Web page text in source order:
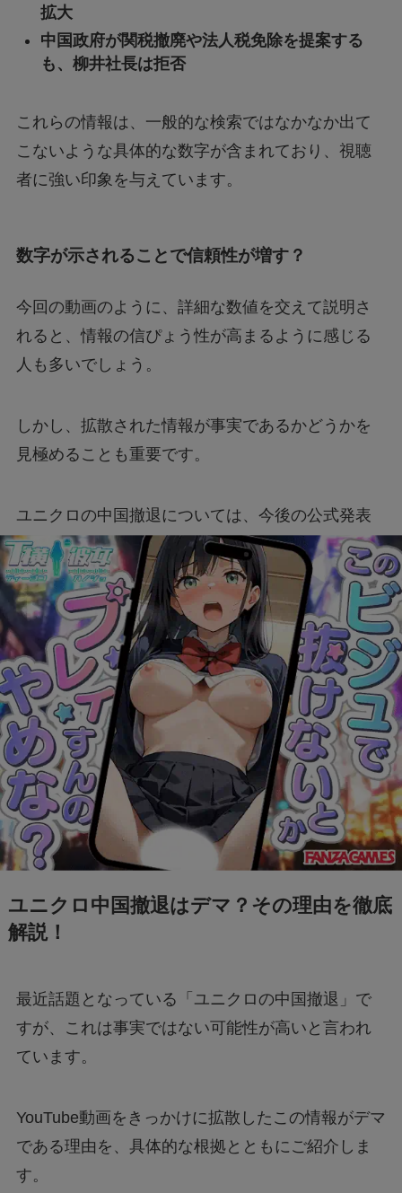
拡大
中国政府が関税撤廃や法人税免除を提案する
も、柳井社長は拒否
これらの情報は、一般的な検索ではなかなか出て
こないような具体的な数字が含まれており、視聴
者に強い印象を与えています。
数字が示されることで信頼性が増す？
今回の動画のように、詳細な数値を交えて説明さ
れると、情報の信ぴょう性が高まるように感じる
人も多いでしょう。
しかし、拡散された情報が事実であるかどうかを
見極めることも重要です。
ユニクロの中国撤退については、今後の公式発表
や報道を注視する必要がありそうです。
ユニクロ中国撤退はデマ？その理由を徹底
解説！
最近話題となっている「ユニクロの中国撤退」で
すが、これは事実ではない可能性が高いと言われ
ています。
YouTube動画をきっかけに拡散したこの情報がデマ
である理由を、具体的な根拠とともにご紹介しま
す。